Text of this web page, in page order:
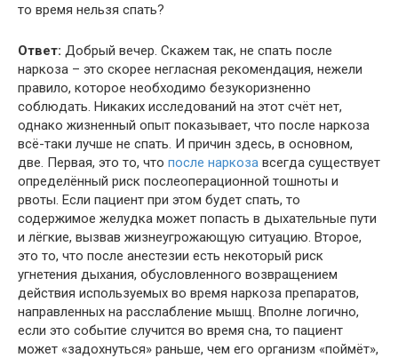
то время нельзя спать?
Ответ: Добрый вечер. Скажем так, не спать после
наркоза – это скорее негласная рекомендация, нежели
правило, которое необходимо безукоризненно
соблюдать. Никаких исследований на этот счёт нет,
однако жизненный опыт показывает, что после наркоза
всё-таки лучше не спать. И причин здесь, в основном,
две. Первая, это то, что после наркоза всегда существует
определённый риск послеоперационной тошноты и
рвоты. Если пациент при этом будет спать, то
содержимое желудка может попасть в дыхательные пути
и лёгкие, вызвав жизнеугрожающую ситуацию. Второе,
это то, что после анестезии есть некоторый риск
угнетения дыхания, обусловленного возвращением
действия используемых во время наркоза препаратов,
направленных на расслабление мышц. Вполне логично,
если это событие случится во время сна, то пациент
может «задохнуться» раньше, чем его организм «поймёт»,